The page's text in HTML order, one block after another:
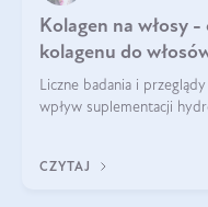
Kolagen na włosy
kolagenu do
Liczne badania i
wpływ suplementacji
CZYTAJ